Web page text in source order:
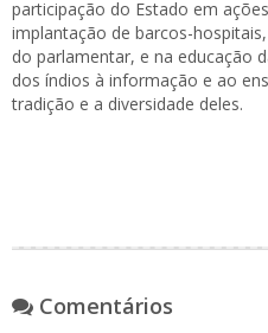
participação do Estado em
implantação de barcos-
do parlamentar, e na educação
dos índios à informação e ao
tradição e a diversidade deles.
Comentários